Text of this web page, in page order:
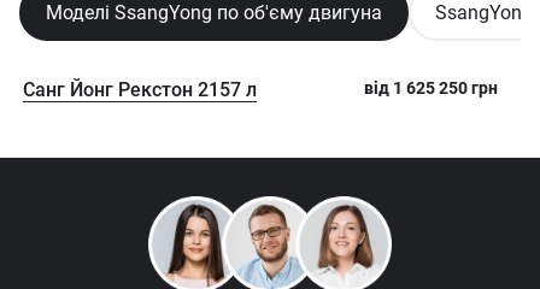
Моделі SsangYong по об'єму двигуна SsangYong
Cанг Йонг Рекстон 2157 л від 1 625 250грн